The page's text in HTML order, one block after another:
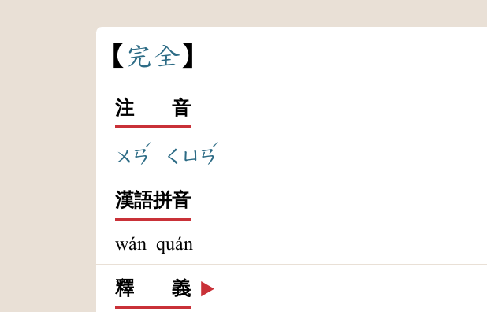
完全
注 音
ㄨㄢ
ˊ
ㄑㄩㄢ
ˊ
漢語拼音
wán quán
釋 義 ▶️